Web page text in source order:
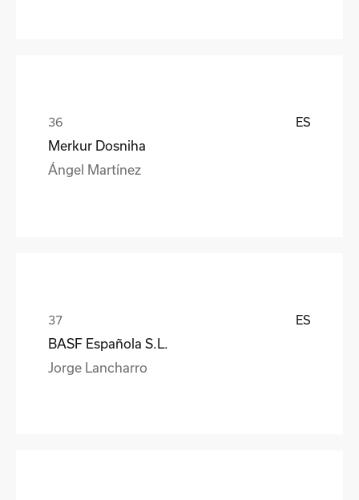
ES
Merkur Dosniha
Ángel Martínez
ES
BASF Española S.L.
Jorge Lancharro